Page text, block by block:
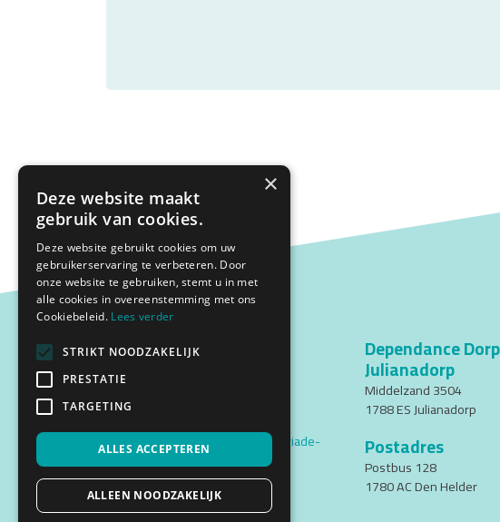
Bezoekadres
Middenweg 2
1782 BG Den Helder
Email:cursistenadministratie@triade-
denhelder.nl
Dependance
Julianadorp
Middelzand 3504
1788 ES Julianadorp
Postadres
Postbus 128
1780 AC Den Helder
×
Deze website maakt
gebruik van cookies.
Deze website gebruikt cookies om uw
gebruikerservaring te verbeteren. Door
onze website te gebruiken, stemt u in met
alle cookies in overeenstemming met ons
Cookiebeleid. Lees verder
STRIKT NOODZAKELIJK
PRESTATIE
TARGETING
ALLES ACCEPTEREN
ALLEEN NOODZAKELIJK